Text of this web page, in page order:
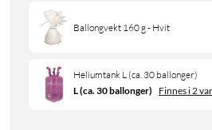
Ballongvekt 160 g - Hvit
Heliumtank L (ca. 30 ballonger)
L (ca. 30 ballonger) Finnes i 2